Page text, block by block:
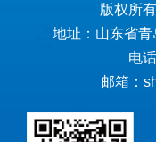
版权所
地址：山东省
电
邮箱：